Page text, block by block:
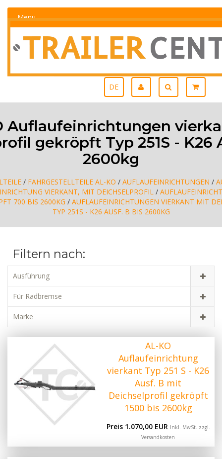
Menu
DE
Auflaufeinrichtungen
gekröpft Typ 251S - K26
2600kg
/ FAHRGESTELLTEILE AL-KO / AUFLAUFEINRICHTUNGEN /
VIERKANT, MIT DEICHSELPROFIL /
700 BIS 2600KG / AUFLAUFEINRICHTUNGEN VIERKANT MIT
TYP 251S - K26 AUSF. B BIS 2600KG
Filtern nach:
Ausführung
Für Radbremse
Marke
AL-KO
Auflaufeinrichtung
vierkant Typ 251 S - K26
Ausf. B mit
Deichselprofil gekröpft
1500 bis 2600kg
Preis 1.070,00 EUR Inkl. MwSt. zzgl.
Versandkosten